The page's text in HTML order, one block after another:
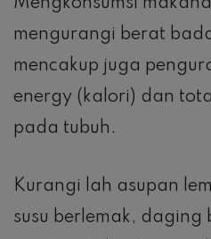
Mengkonsumsi
mengurangi berat
mencakup juga
energy (kalori) dan
pada tubuh.
Kurangi lah asupan
susu berlemak, daging